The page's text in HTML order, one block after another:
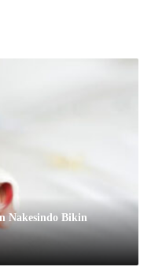
Nakesindo Bikin